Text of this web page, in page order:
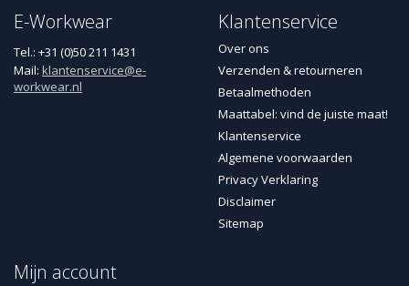
E-Workwear
Tel.: +31 (0)50 211 1431
Mail: klantenservice@e-
workwear.nl
Klantenservice
Over ons
Verzenden & retourneren
Betaalmethoden
Maattabel: vind de juiste maat!
Klantenservice
Algemene voorwaarden
Privacy Verklaring
Disclaimer
Sitemap
Mijn account